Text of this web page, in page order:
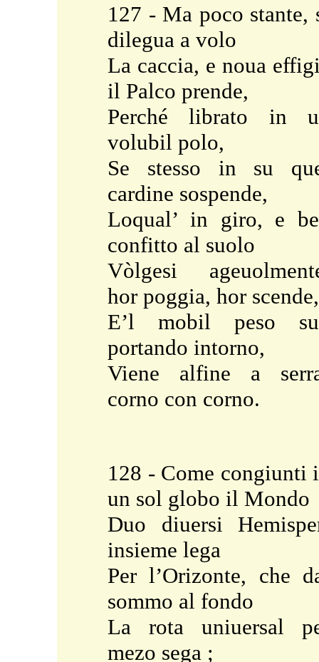
127 - Ma poco stante,
dilegua a volo
La caccia, e noua
il Palco prende,
Perché librato in
volubil polo,
Se stesso in su
cardine sospende,
Loqual’ in giro, e
confitto al suolo
Vòlgesi
hor poggia, hor scende,
E’l mobil peso
portando intorno,
Viene alfine a
corno con corno.
128 - Come congiunti
un sol globo il Mondo
Duo diuersi
insieme lega
Per l’Orizonte, che
sommo al fondo
La rota uniuersal
mezo sega ;